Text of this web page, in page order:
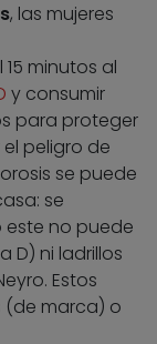
, las mujeres
minutos al
y consumir
para proteger
peligro de
se puede
se
no puede
D) ni ladrillos
Estos
(de marca) o